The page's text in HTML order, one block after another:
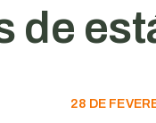
de
28 DE